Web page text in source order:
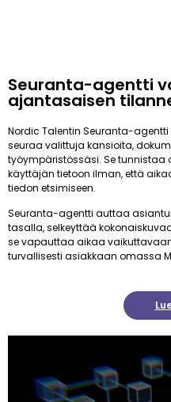
Seuranta-agentti
ajantasaisen
Nordic Talentin Seuranta-
seuraa valittuja kansioita,
työympäristössäsi. Se tunnistaa
käyttäjän tietoon ilman, että
tiedon etsimiseen.
Seuranta-agentti auttaa
tasalla, selkeyttää
se vapauttaa aikaa
turvallisesti asiakkaan omassa